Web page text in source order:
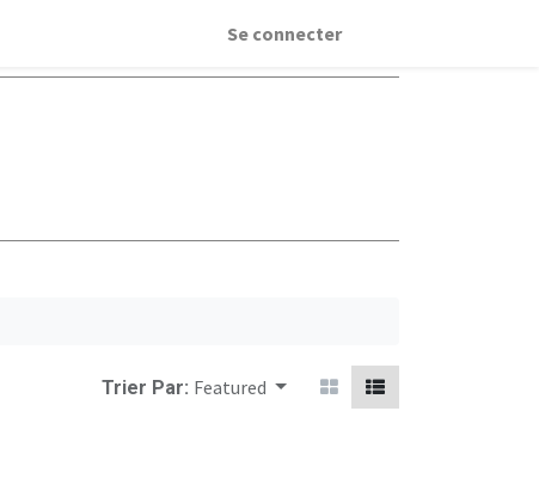
Se connecter
Trier Par: Featured